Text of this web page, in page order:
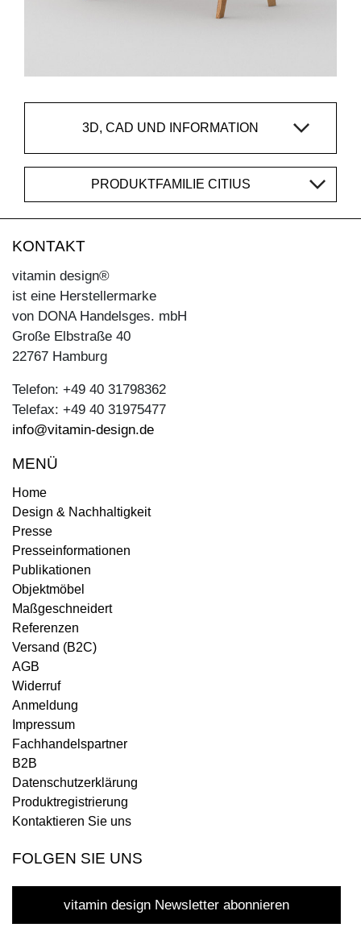
3D, CAD UND INFORMATION
PRODUKTFAMILIE CITIUS
KONTAKT
vitamin design®
ist eine Herstellermarke
von DONA Handelsges. mbH
Große Elbstraße 40
22767 Hamburg
Telefon: +49 40 31798362
Telefax: +49 40 31975477
info@vitamin-design.de
MENÜ
Home
Design & Nachhaltigkeit
Presse
Presseinformationen
Publikationen
Objektmöbel
Maßgeschneidert
Referenzen
Versand (B2C)
AGB
Widerruf
Anmeldung
Impressum
Fachhandelspartner
B2B
Datenschutzerklärung
Produktregistrierung
Kontaktieren Sie uns
FOLGEN SIE UNS
vitamin design Newsletter abonnieren